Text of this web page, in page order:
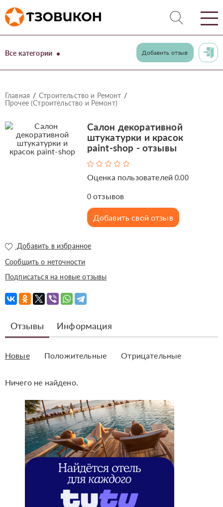
Все категории Добавить отзыв
Главная
Строительство и Ремонт
Прочее (Строительство и Ремонт)
Салон декоративной
штукатурки и красок
paint-shop - отзывы
Оценка пользователей0.00
0отзывов
Добавить свой отзыв
Добавить в избранное
Сообщить о неточности
Подписаться на новые отзывы
Отзывы Информация
Новые Положительные Отрицательные
Ничего не найдено.